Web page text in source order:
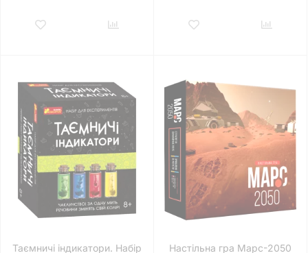
Таємничі індикатори. Набір
Настільна гра Марс-2050